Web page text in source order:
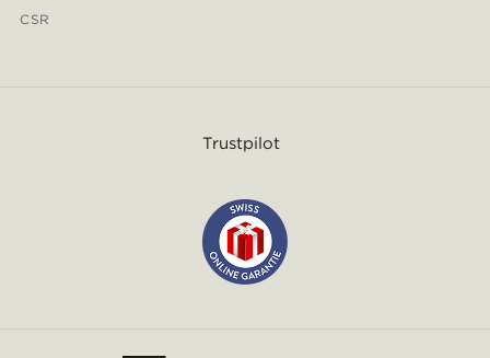
CSR
Trustpilot